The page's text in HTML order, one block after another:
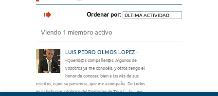
Ordenar por:
Viendo 1 miembro activo
LUIS PEDRO OLMOS LOPEZ -
«Querid@s compañer@s. Algunos de
vosotros ya me conocéis, y otros tengo el
honor de conocer, bien a través de sus
escritos, o por su presencia, que me acompaña. De todos
es sabido que adolezco del Síndrome de Tour […]»
Ver